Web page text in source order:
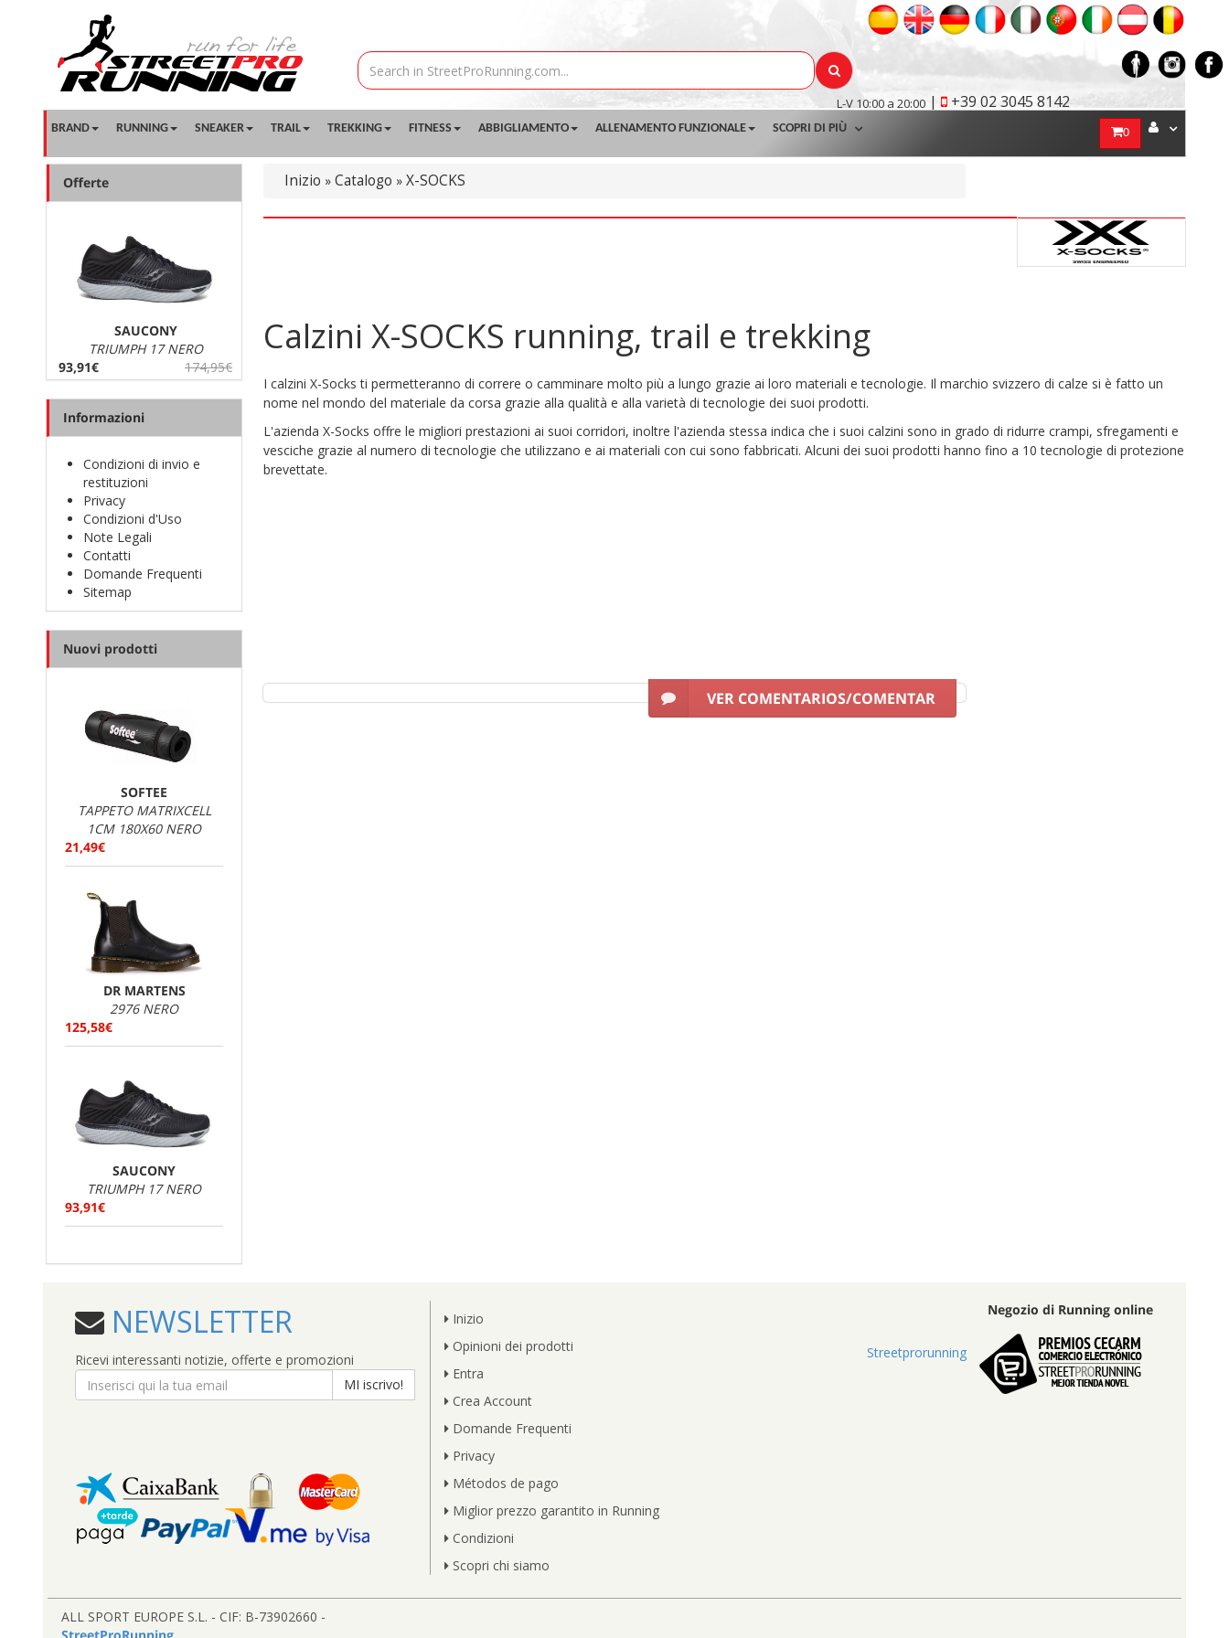
L-V 10:00 a 20:00 | +39 02 3045 8142
BRAND RUNNING SNEAKER TRAIL TREKKING FITNESS ABBIGLIAMENTO ALLENAMENTO FUNZIONALE SCOPRI DI PIÙ 0
Inizio » Catalogo » X-SOCKS
Calzini X-SOCKS running, trail e trekking
I calzini X-Socks ti permetteranno di correre o camminare molto più a lungo grazie ai loro materiali e tecnologie. Il marchio svizzero di calze si è fatto un
nome nel mondo del materiale da corsa grazie alla qualità e alla varietà di tecnologie dei suoi prodotti.
L'azienda X-Socks offre le migliori prestazioni ai suoi corridori, inoltre l'azienda stessa indica che i suoi calzini sono in grado di ridurre crampi, sfregamenti e
vesciche grazie al numero di tecnologie che utilizzano e ai materiali con cui sono fabbricati. Alcuni dei suoi prodotti hanno fino a 10 tecnologie di protezione
brevettate.
VER COMENTARIOS/COMENTAR
Offerte
SAUCONY
TRIUMPH 17 NERO
93,91€
174,95€
Informazioni
Condizioni di invio e
restituzioni
Privacy
Condizioni d'Uso
Note Legali
Contatti
Domande Frequenti
Sitemap
Nuovi prodotti
SOFTEE
TAPPETO MATRIXCELL
1CM 180X60 NERO
21,49€
DR MARTENS
2976 NERO
125,58€
SAUCONY
TRIUMPH 17 NERO
93,91€
NEWSLETTER
Ricevi interessanti notizie, offerte e promozioni
MI iscrivo!
Inizio
Opinioni dei prodotti
Entra
Crea Account
Domande Frequenti
Privacy
Métodos de pago
Miglior prezzo garantito in Running
Condizioni
Scopri chi siamo
Negozio di Running online
Streetprorunning
ALL SPORT EUROPE S.L. - CIF: B-73902660 -